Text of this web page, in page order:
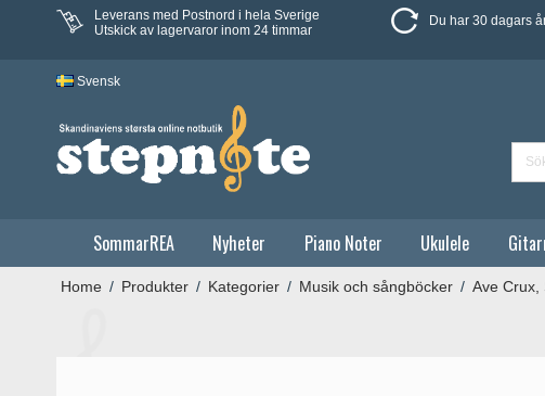
Leverans med Postnord i hela Sverige
Utskick av lagervaror inom 24 timmar
Du har 30 dagars
Svensk
SommarREA Nyheter Piano Noter Ukulele
Home / Produkter / Kategorier / Musik och sångböcker / Ave Crux,